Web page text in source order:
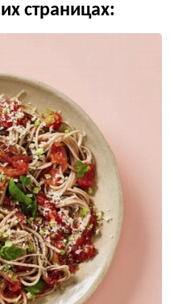
страницах: